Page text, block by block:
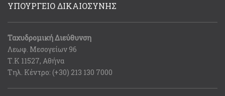
ΥΠΟΥΡΓΕΙΟ ΔΙΚΑΙΟΣΥΝΗΣ
Ταχυδρομική Διεύθυνση
Λεωφ. Μεσογείων 96
Τ.Κ 11527, Αθήνα
Τηλ. Κέντρο: (+30) 213 130 7000